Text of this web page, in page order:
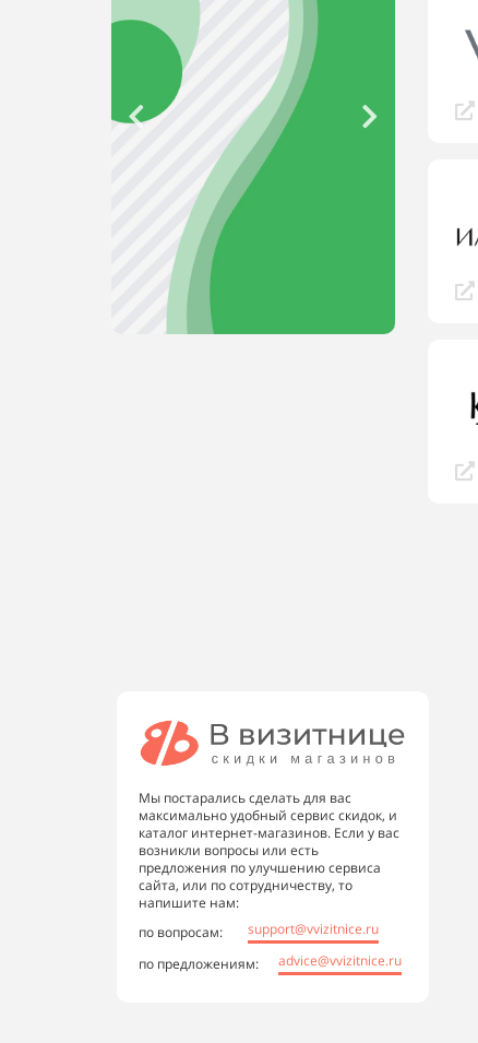
Мы постарались сделать для вас
максимально удобный сервис скидок, и
каталог интернет-магазинов. Если у вас
возникли вопросы или есть
предложения по улучшению сервиса
сайта, или по сотрудничеству, то
напишите нам:
по вопросам:
support@vvizitnice.ru
по предложениям:
advice@vvizitnice.ru